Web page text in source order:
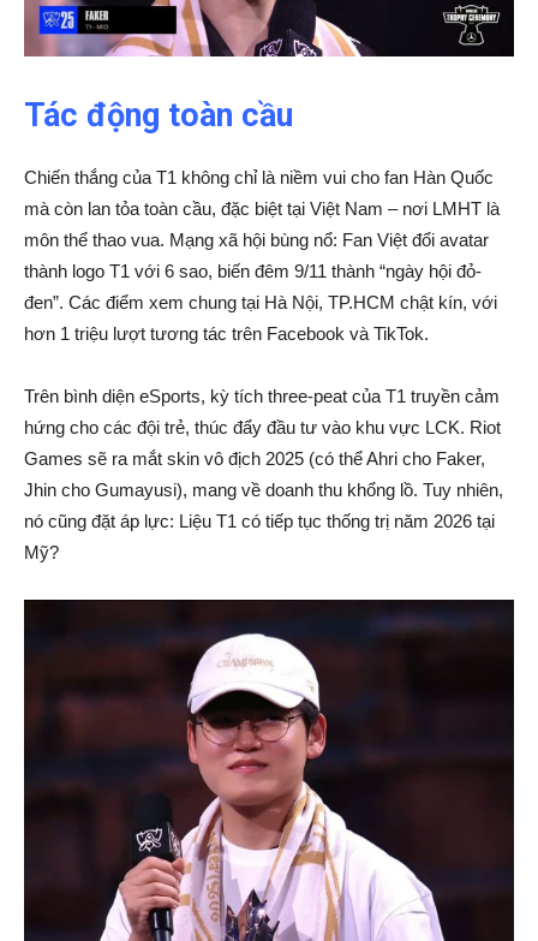
Tác động toàn cầu
Chiến thắng của T1 không chỉ là niềm vui cho fan Hàn Quốc
mà còn lan tỏa toàn cầu, đặc biệt tại Việt Nam – nơi LMHT là
môn thể thao vua. Mạng xã hội bùng nổ: Fan Việt đổi avatar
thành logo T1 với 6 sao, biến đêm 9/11 thành “ngày hội đỏ-
đen”. Các điểm xem chung tại Hà Nội, TP.HCM chật kín, với
hơn 1 triệu lượt tương tác trên Facebook và TikTok.
Trên bình diện eSports, kỳ tích three-peat của T1 truyền cảm
hứng cho các đội trẻ, thúc đẩy đầu tư vào khu vực LCK. Riot
Games sẽ ra mắt skin vô địch 2025 (có thể Ahri cho Faker,
Jhin cho Gumayusi), mang về doanh thu khổng lồ. Tuy nhiên,
nó cũng đặt áp lực: Liệu T1 có tiếp tục thống trị năm 2026 tại
Mỹ?